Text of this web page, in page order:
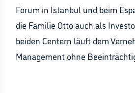
Forum in Istanbul und beim
die Familie Otto auch als
beiden Centern läuft dem
Management ohne